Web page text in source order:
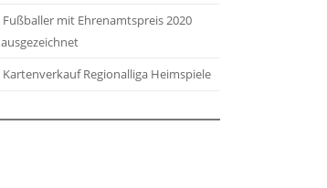
Fußballer mit Ehrenamtspreis 2020
ausgezeichnet
Kartenverkauf Regionalliga Heimspiele